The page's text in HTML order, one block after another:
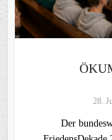
28.
Der